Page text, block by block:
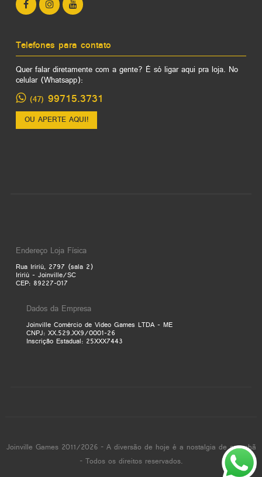
Telefones para contato
Quer falar diretamente com a gente? É só ligar aqui pra loja. No
celular (Whatsapp):
(47) 99715.3731
OU APERTE AQUI!
Endereço Loja Física
Rua Iririú, 2797 (sala 2)
Iririú - Joinville/SC
CEP: 89227-017
Dados da Empresa
Joinville Comércio de Video Games LTDA - ME
CNPJ: XX.529.XX9/0001-26
Inscrição Estadual: 25XXX7443
Joinville Games 2011/2026 - A diversão de hoje é a nostalgia de amanhã
- Todos os direitos reservados.